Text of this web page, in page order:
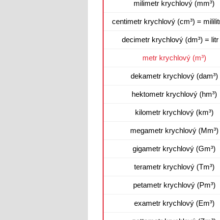
milimetr krychlový (mm³)
centimetr krychlový (cm³) =
decimetr krychlový (dm³) = litr
metr krychlový (m³)
dekametr krychlový (dam³)
hektometr krychlový (hm³)
kilometr krychlový (km³)
megametr krychlový (Mm³)
gigametr krychlový (Gm³)
terametr krychlový (Tm³)
petametr krychlový (Pm³)
exametr krychlový (Em³)